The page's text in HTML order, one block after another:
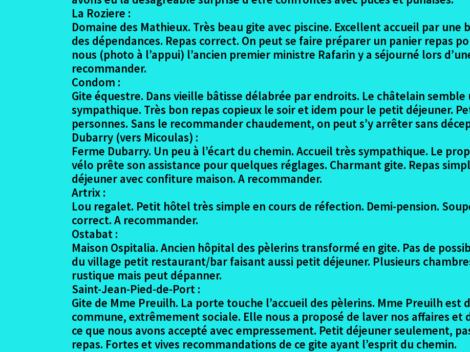
La Roziere :
Domaine des Mathieux. Très beau gite avec piscine. Excellent accueil par une
des dépendances. Repas correct. On peut se faire préparer un panier repas
nous (photo à l’appui) l’ancien premier ministre Rafarin y a séjourné lors
recommander.
Condom :
Gite équestre. Dans vieille bâtisse délabrée par endroits. Le châtelain semble
sympathique. Très bon repas copieux le soir et idem pour le petit déjeuner.
personnes. Sans le recommander chaudement, on peut s’y arrêter sans
Dubarry (vers Micoulas) :
Ferme Dubarry. Un peu à l’écart du chemin. Accueil très sympathique. Le
vélo prête son assistance pour quelques réglages. Charmant gite. Repas
déjeuner avec confiture maison. A recommander.
Artrix :
Lou regalet. Petit hôtel très simple en cours de réfection. Demi-pension.
correct. A recommander.
Ostabat :
Maison Ospitalia. Ancien hôpital des pèlerins transformé en gite. Pas de
du village petit restaurant/bar faisant aussi petit déjeuner. Plusieurs
rustique mais peut dépanner.
Saint-Jean-Pied-de-Port :
Gite de Mme Preuilh. La porte touche l’accueil des pèlerins. Mme Preuilh est
commune, extrêmement sociale. Elle nous a proposé de laver nos affaires et
ce que nous avons accepté avec empressement. Petit déjeuner seulement,
repas. Fortes et vives recommandations de ce gite ayant l’esprit du chemin.